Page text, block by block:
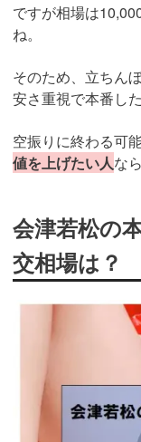
ですが相場は
ね。
そのため、立ちん
安さ重視で本番し
空振りに終わる可
値を上げたい人な
会津若松の
交相場は？